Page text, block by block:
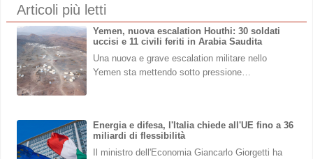
Articoli più letti
Yemen, nuova escalation Houthi: 30 soldati
uccisi e 11 civili feriti in Arabia Saudita
Una nuova e grave escalation militare nello
Yemen sta mettendo sotto pressione…
Energia e difesa, l'Italia chiede all'UE fino a 36
miliardi di flessibilità
Il ministro dell'Economia Giancarlo Giorgetti ha